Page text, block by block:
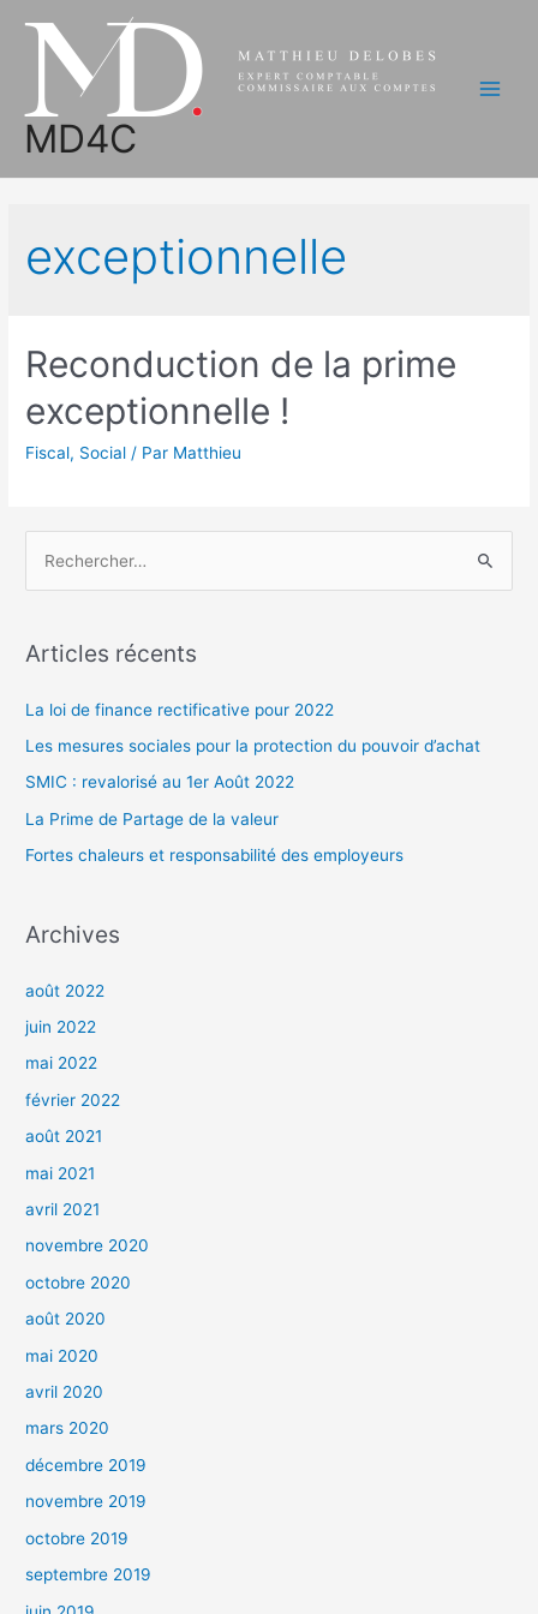
MD4C
exceptionnelle
Reconduction de la prime
exceptionnelle !
Fiscal, Social / Par Matthieu
h
r
c
h
Articles récents
La loi de finance rectificative pour 2022
Les mesures sociales pour la protection du pouvoir d’achat
SMIC : revalorisé au 1er Août 2022
La Prime de Partage de la valeur
Fortes chaleurs et responsabilité des employeurs
Archives
août 2022
juin 2022
mai 2022
février 2022
août 2021
mai 2021
avril 2021
novembre 2020
octobre 2020
août 2020
mai 2020
avril 2020
mars 2020
décembre 2019
novembre 2019
octobre 2019
septembre 2019